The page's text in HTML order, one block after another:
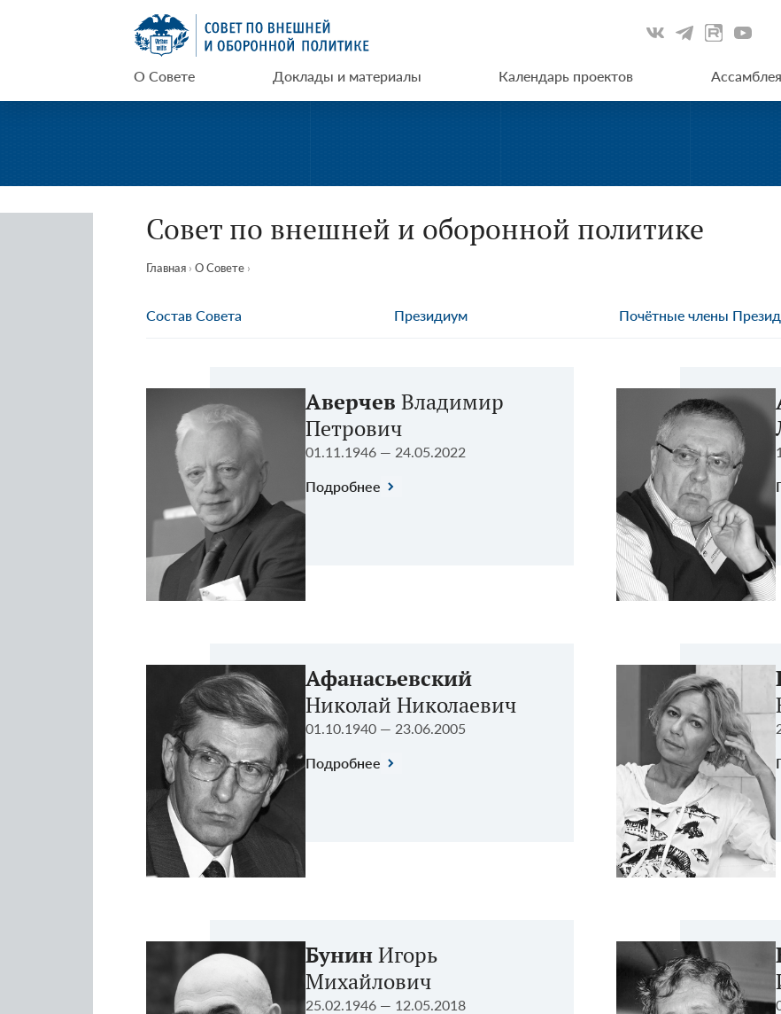
СВОП
О Совете Доклады и материалы Календарь проектов Ассамблея
Совет по внешней и оборонной политике
Главная › О Совете ›
Состав Совета Президиум Почётные члены
Аверчев Владимир
Петрович
01.11.1946 — 24.05.2022
Подробнее
Афанасьевский
Николай Николаевич
01.10.1940 — 23.06.2005
Подробнее
БунинИгорь
Михайлович
25.02.1946 — 12.05.2018